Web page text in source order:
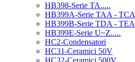
HB398-Serie TA.....
HB399A-Serie TAA - TCA
HB399B-Serie TDA - TEA
HB399E-Serie U~Z.....
HC2-Condensatori
HC31-Ceramici 50V
HC32-Ceramici 500V